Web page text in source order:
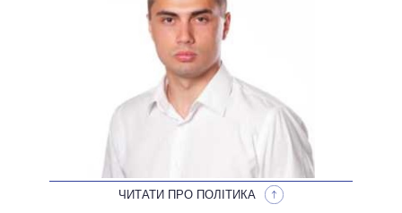
ОБІЦЯНКИ У ПРОЦЕСІ
ВСІ ОБІЦЯНКИ
АРХІВНІ ОБІЦЯНКИ
ЧИТАТИ ПРО ПОЛІТИКА